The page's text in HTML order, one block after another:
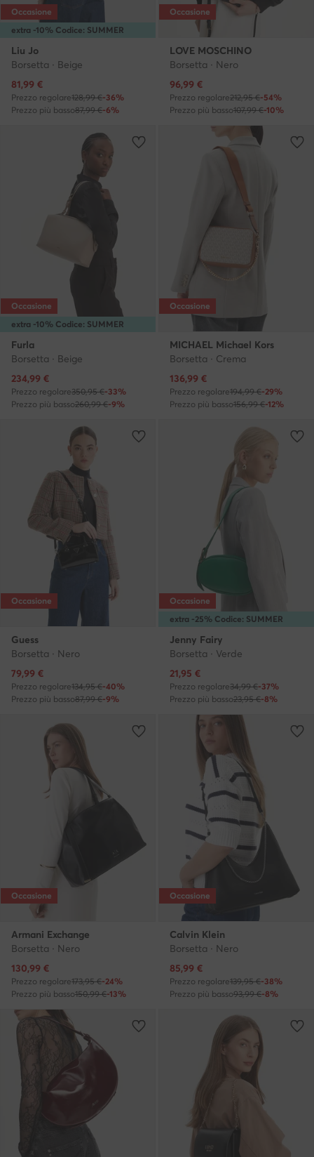
extra -10% Codice: SUMMER
Occasione
Liu Jo
Borsetta · Beige
Prezzo attuale
81,99 €
Prezzo regolare128,99 €-36%
Prezzo più basso87,99 €-6%
Occasione
LOVE MOSCHINO
Borsetta · Nero
Prezzo attuale
96,99 €
Prezzo regolare212,95 €-54%
Prezzo più basso107,99 €-10%
extra -10% Codice: SUMMER
Occasione
Furla
Borsetta · Beige
Prezzo attuale
234,99 €
Prezzo regolare350,95 €-33%
Prezzo più basso260,99 €-9%
Occasione
MICHAEL Michael Kors
Borsetta · Crema
Prezzo attuale
136,99 €
Prezzo regolare194,99 €-29%
Prezzo più basso156,99 €-12%
Occasione
Guess
Borsetta · Nero
Prezzo attuale
79,99 €
Prezzo regolare134,95 €-40%
Prezzo più basso87,99 €-9%
extra -25% Codice: SUMMER
Occasione
Jenny Fairy
Borsetta · Verde
Prezzo attuale
21,95 €
Prezzo regolare34,99 €-37%
Prezzo più basso23,95 €-8%
Occasione
Armani Exchange
Borsetta · Nero
Prezzo attuale
130,99 €
Prezzo regolare173,95 €-24%
Prezzo più basso150,99 €-13%
Occasione
Calvin Klein
Borsetta · Nero
Prezzo attuale
85,99 €
Prezzo regolare139,95 €-38%
Prezzo più basso93,99 €-8%